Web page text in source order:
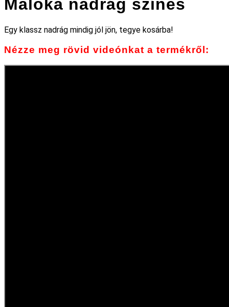
Maloka nadrág színes
Egy klassz nadrág mindig jól jön, tegye kosárba!
Nézze meg rövid videónkat a termékről: